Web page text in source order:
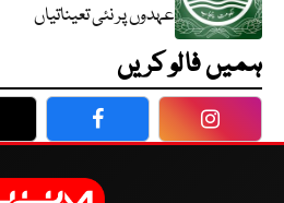
عہدوں پر نئی تعیناتیاں
ہمیں فالو کریں
Facebook